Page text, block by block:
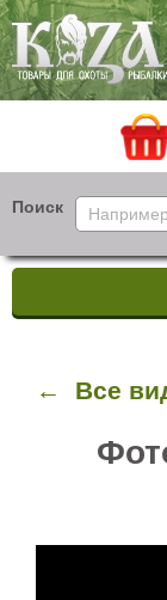
Поиск
← Все